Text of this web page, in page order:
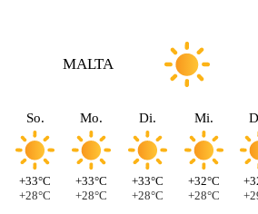
MALTA
So.
+33°C
+28°C
Mo.
+33°C
+28°C
Di.
+33°C
+28°C
Mi.
+32°C
+28°C